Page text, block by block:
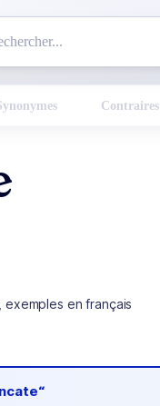
Contraires
exemples en français